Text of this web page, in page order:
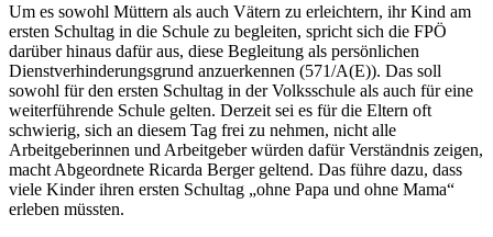
Um es sowohl Müttern als auch Vätern zu erleichtern, ihr Kind am
ersten Schultag in die Schule zu begleiten, spricht sich die FPÖ
darüber hinaus dafür aus, diese Begleitung als persönlichen
Dienstverhinderungsgrund anzuerkennen (571/A(E)). Das soll
sowohl für den ersten Schultag in der Volksschule als auch für eine
weiterführende Schule gelten. Derzeit sei es für die Eltern oft
schwierig, sich an diesem Tag frei zu nehmen, nicht alle
Arbeitgeberinnen und Arbeitgeber würden dafür Verständnis zeigen,
macht Abgeordnete Ricarda Berger geltend. Das führe dazu, dass
viele Kinder ihren ersten Schultag „ohne Papa und ohne Mama“
erleben müssten.